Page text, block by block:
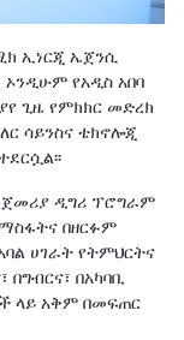
ኢነርጂ ኤጀንሲ
ኦንዲሁም የአዲስ አበባ
ጊዜ የምክክር መድረክ
ሳይንስና ቴክኖሎጂ
ዲግሪ ፕሮግራም
በዘርፉም
ሀገራት የትምህርትና
በአካባቢ
ላይ አቅም በመፍጠር